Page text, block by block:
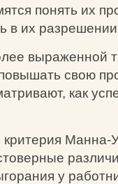
понять их
в их
выраженной
свою
как
Манна-
у